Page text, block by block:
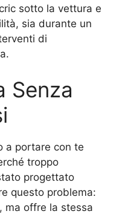
sotto la vettura e
sia durante un
di
Senza
a portare con te
troppo
progettato
questo problema:
ma offre la stessa